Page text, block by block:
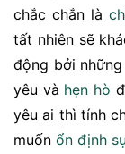
chắc chắn là
tất nhiên sẽ
động bởi
yêu và hẹn hò
yêu ai thì tính
muốn ổn định